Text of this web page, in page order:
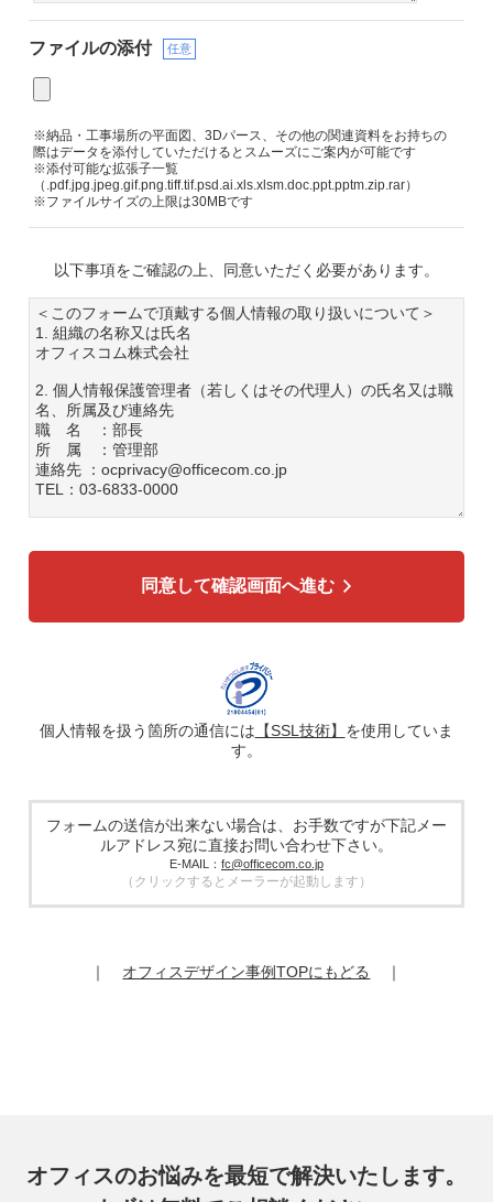
ファイルの添付 任意
※納品・工事場所の平面図、3Dパース、その他の関連資料をお持ちの
際はデータを添付していただけるとスムーズにご案内が可能です
※添付可能な拡張子一覧
（.pdf.jpg.jpeg.gif.png.tiff.tif.psd.ai.xls.xlsm.doc.ppt.pptm.zip.rar）
※ファイルサイズの上限は30MBです
以下事項をご確認の上、同意いただく必要があります。
＜このフォームで頂戴する個人情報の取り扱いについて＞
1. 組織の名称又は氏名
オフィスコム株式会社
2. 個人情報保護管理者（若しくはその代理人）の氏名又は職
名、所属及び連絡先
職 名 ：部長
所 属 ：管理部
連絡先 ：ocprivacy@officecom.co.jp
TEL：03-6833-0000
広告配信の効率化、マーケティング活動などのために、氏
を、ハッシュ化などの適切なセキュリティ対策を施した上
で、広告配信サービス提供事業者に提供する場合がありま
す。提供した個人情報は、広告配信サービス提供事業者のプ
ライバシーポリシーに基づき取り扱われます。
5. 個人情報の取り扱い業務の委託
場合があります。その際、弊社は、個人情報を適切に保護で
きる管理体制を敷き実行していることを条件として委託先を
厳選したうえで、機密保持契約を委託先と締結し、お客様の
個人情報を厳密に管理させます。
提供記録の開示を請求することができます。
7. 個人情報を提供されることの任意性
同意して確認画面へ進む
個人情報を扱う箇所の通信には 【SSL技術】 を使用していま
す。
フォームの送信が出来ない場合は、お手数ですが下記メー
ルアドレス宛に直接お問い合わせ下さい。
E-MAIL： fc@officecom.co.jp
（クリックするとメーラーが起動します）
｜ オフィスデザイン事例TOPにもどる ｜
オフィスのお悩みを最短で解決いたします。